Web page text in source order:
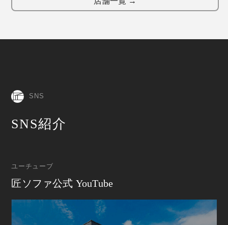
SNS
SNS紹介
ユーチューブ
匠ソファ公式 YouTube